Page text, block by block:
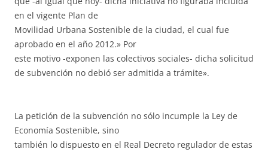
en el vigente Plan de
Movilidad Urbana Sostenible de la ciudad, el cual fue
aprobado en el año 2012.» Por
este motivo -exponen las colectivos sociales- dicha solicitud
de subvención no debió ser admitida a trámite».
La petición de la subvención no sólo incumple la Ley de
Economía Sostenible, sino
también lo dispuesto en el Real Decreto regulador de estas